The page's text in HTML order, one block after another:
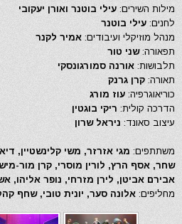
מילות השירים: עילי בוטנר ואורן יעקובי
לחנים: עילי בוטנר
מנהל מוזיקלי ועיבודים: אמיר לקנר
תפאורה:שני טור
תלבושות: אורנה סמורגונסקי
תאורה: קרן גרנק
כוריאוגרפיה: עוז מורג
הדרכה קולית: ריקי בוגטין
עיצוב סאונד: ניראל שרון
משתתפים: מגי אזרזר, משי קלינשטיין,
שחר, אסף הרץ, לורין מוסרי, קרן מור-
אבירם אביטן, לירן מזרחי, נופר אליהו,
מחליפים: אלונה סער, יונית טובי, שחף